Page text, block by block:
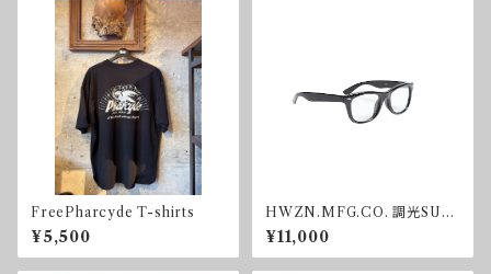
FreePharcyde T-shirts
¥5,500
HWZN.MFG.CO. 調光SUN
GLASS
¥11,000